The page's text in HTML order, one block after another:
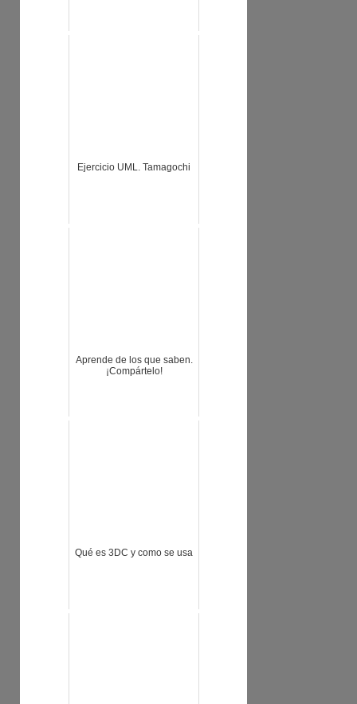
Ejercicio UML. Tamagochi
Aprende de los que saben.
¡Compártelo!
Qué es 3DC y como se usa